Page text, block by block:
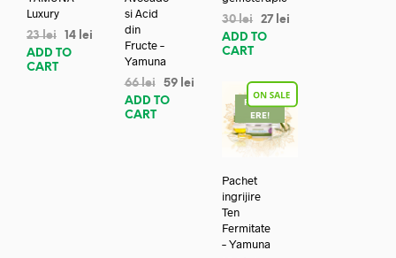
Luxury
23lei 14 lei
ADD TO
CART
si Acid
din
Fructe –
Yamuna
66lei 59 lei
ADD TO
CART
30lei 27 lei
ADD TO
CART
REDUC
ERE!
Pachet
ingrijire
Ten
Fermitate
– Yamuna